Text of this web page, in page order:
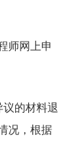
师网上申
的材料退
况，根据